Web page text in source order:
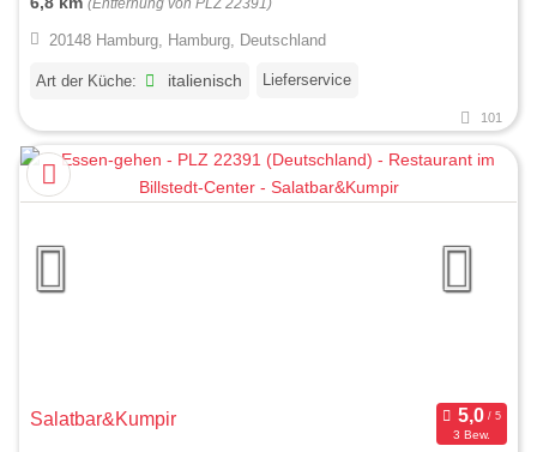
(Entfernung von PLZ 22391)
20148 Hamburg, Hamburg, Deutschland
Art der Küche: italienisch Lieferservice
101
Salatbar&Kumpir
3 Bew.